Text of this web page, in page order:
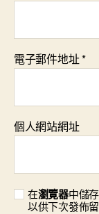
電子郵件地址*
個人網站網址
在瀏覽器中儲
以供下次發佈